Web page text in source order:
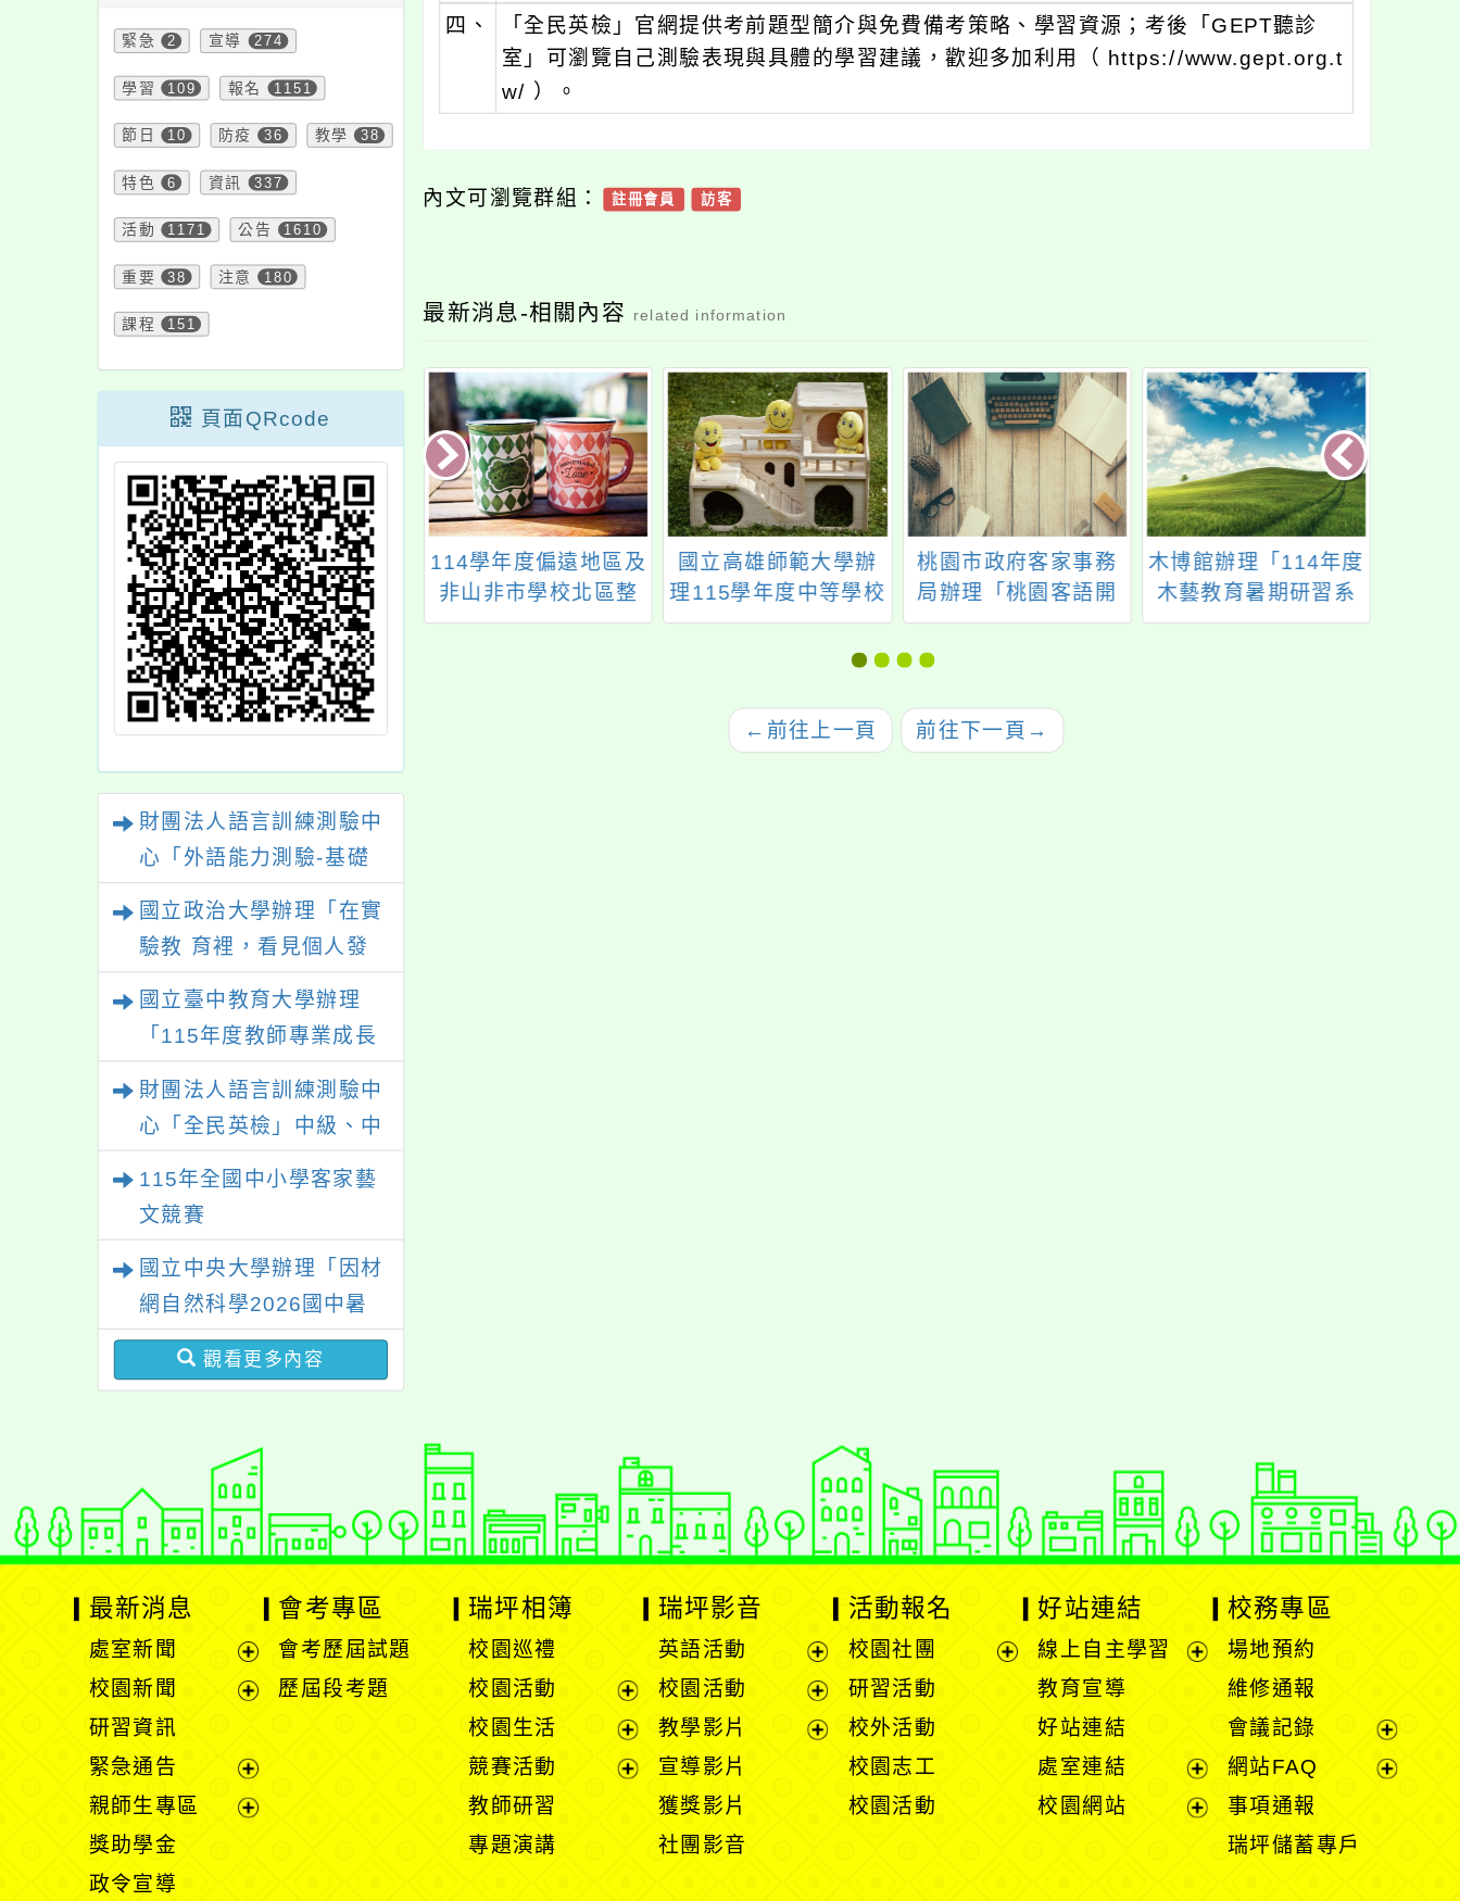
緊急 2 宣導 274
學習 109 報名 1151
節日 10 防疫 36 教學 38
特色 6 資訊 337
活動 1171 公告 1610
重要 38 注意 180
課程 151
頁面QRcode
財團法人語言訓練測驗中
心「外語能力測驗-基礎
國立政治大學辦理「在實
驗教 育裡，看見個人發
展的可能性」
國立臺中教育大學辦理
「115年度教師專業成長
財團法人語言訓練測驗中
心「全民英檢」中級、中
115年全國中小學客家藝
文競賽
國立中央大學辦理「因材
網自然科學2026國中暑
期課程」
觀看更多內容
四、 「全民英檢」官網提供考前題型簡介與免費備考策略、學習資源；考後「GEPT聽診
室」可瀏覽自己測驗表現與具體的學習建議，歡迎多加利用（ https://www.gept.org.t
w/ ）。
內文可瀏覽群組： 註冊會員 訪客
最新消息-相關內容 related information
學設計學院設
原住民專班辦
115年度
原住民族文化
國立臺灣師範大學辦
理「2024年資優數學
研習營」 活動
114學年度偏遠地區及
非山非市學校北區整
合性計畫—本校辦理
國立高雄師範大學辦
理115學年度中等學校
科技領域生活科技專
長學士後教育學分班
桃園市政府客家事務
局辦理「桃園客語開
班及認證獎勵平臺」
木博館辦理「114年度
木藝教育暑期研習系
列課程」
← 前往上一頁 前往下一頁 →
最新消息
處室新聞
展
單
校園新聞
開
選
單
研習資訊
緊急通告
展
開
親師生專區
獎助學金
政令宣導
會考專區
會考歷屆試題
歷屆段考題
瑞坪相簿
校園巡禮
校園活動
展
開
選
校園生活
展
開
競賽活動
教師研習
專題演講
瑞坪影音
英語活動
展
選
校園活動
展
開
教學影片
宣導影片
獲獎影片
社團影音
活動報名
校園社團
研習活動
校外活動
校園志工
校園活動
好站連結
線上自主學習
單
教育宣導
好站連結
處室連結
展
開
校園網站
校務專區
場地預約
維修通報
會議記錄
展
開
網站FAQ
事項通報
瑞坪儲蓄專戶